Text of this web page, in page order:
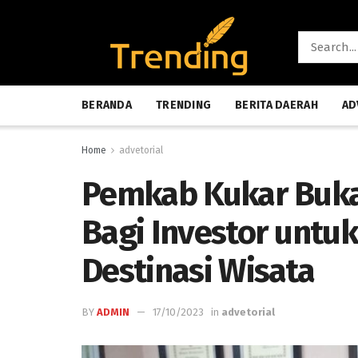
BERANDA TRENDING BERITA DAERAH
Home advetorial
Pemkab Kukar
Bagi Investor
Destinasi Wisata
BY ADMIN 17/10/2023 in advetorial